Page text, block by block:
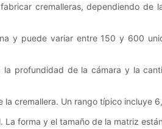
cremalleras, dependiendo
y puede variar entre 150 y 600
profundidad de la cámara y la
cremallera. Un rango típico incluye
forma y el tamaño de la matriz